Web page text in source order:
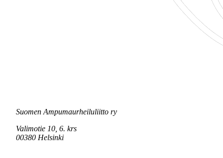
Suomen Ampumaurheiluliitto ry
Valimotie 10, 6. krs
00380 Helsinki